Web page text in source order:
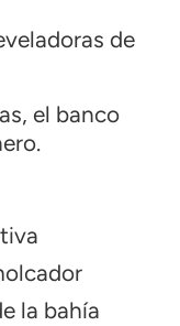
de
el banco
la bahía